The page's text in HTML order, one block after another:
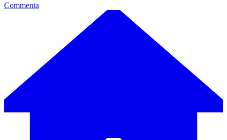
Commenta